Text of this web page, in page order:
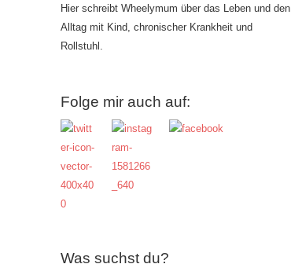
Hier schreibt Wheelymum über das Leben und den
Alltag mit Kind, chronischer Krankheit und
Rollstuhl.
Folge mir auch auf:
Was suchst du?